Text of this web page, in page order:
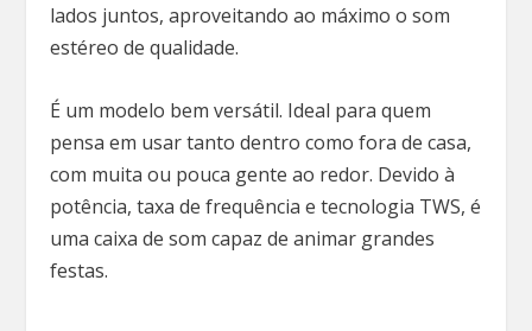
lados juntos, aproveitando ao máximo o som
estéreo de qualidade.
É um modelo bem versátil. Ideal para quem
pensa em usar tanto dentro como fora de casa,
com muita ou pouca gente ao redor. Devido à
potência, taxa de frequência e tecnologia TWS, é
uma caixa de som capaz de animar grandes
festas.